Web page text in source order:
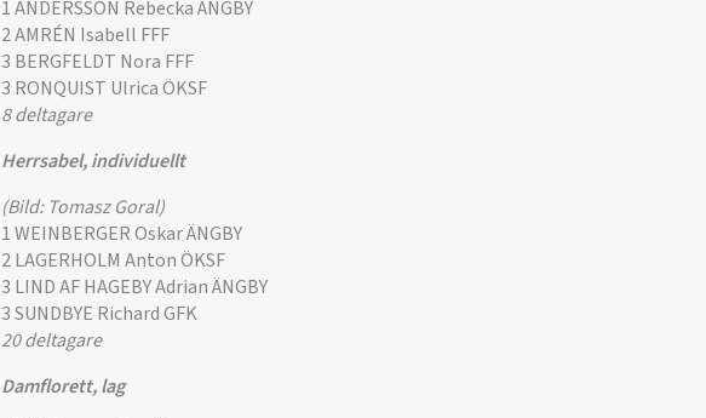
1 ANDERSSON Rebecka ÄNGBY
2 AMRÉN Isabell FFF
3 BERGFELDT Nora FFF
3 RONQUIST Ulrica ÖKSF
8 deltagare
Herrsabel, individuellt
(Bild: Tomasz Goral)
1 WEINBERGER Oskar ÄNGBY
2 LAGERHOLM Anton ÖKSF
3 LIND AF HAGEBY Adrian ÄNGBY
3 SUNDBYE Richard GFK
20 deltagare
Damflorett, lag